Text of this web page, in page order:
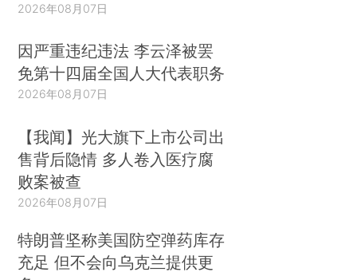
2026年08月07日
因严重违纪违法 李云泽被罢
免第十四届全国人大代表职务
2026年08月07日
【我闻】光大旗下上市公司出
售背后隐情 多人卷入医疗腐
败案被查
2026年08月07日
特朗普坚称美国防空弹药库存
充足 但不会向乌克兰提供更